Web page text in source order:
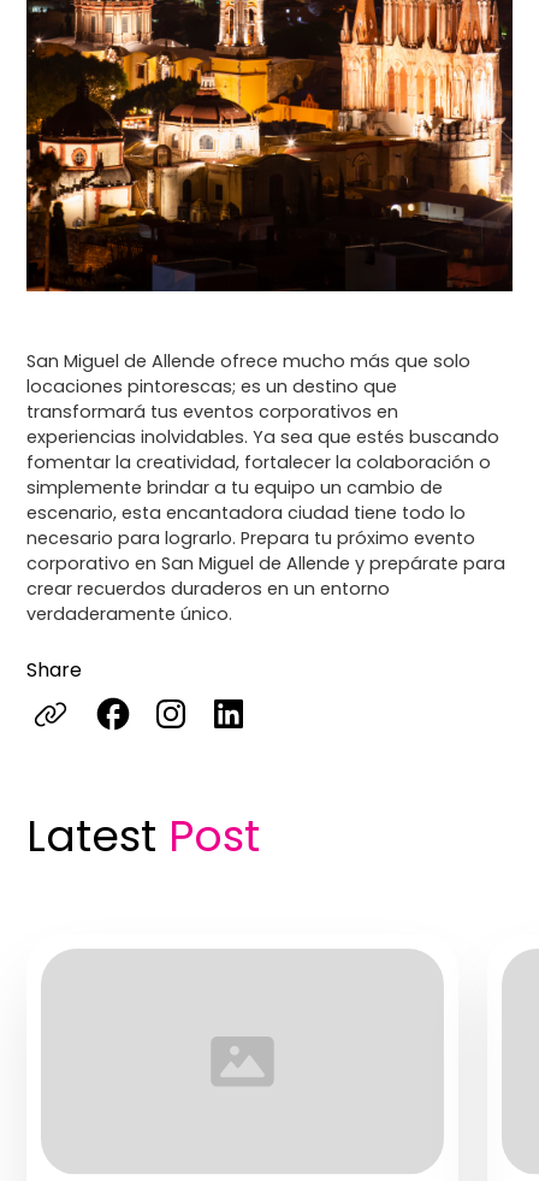
Share
San Miguel de Allende ofrece mucho más que solo
locaciones pintorescas; es un destino que
transformará tus eventos corporativos en
experiencias inolvidables. Ya sea que estés buscando
fomentar la creatividad, fortalecer la colaboración o
simplemente brindar a tu equipo un cambio de
escenario, esta encantadora ciudad tiene todo lo
necesario para lograrlo. Prepara tu próximo evento
corporativo en San Miguel de Allende y prepárate para
crear recuerdos duraderos en un entorno
verdaderamente único.
Latest Post